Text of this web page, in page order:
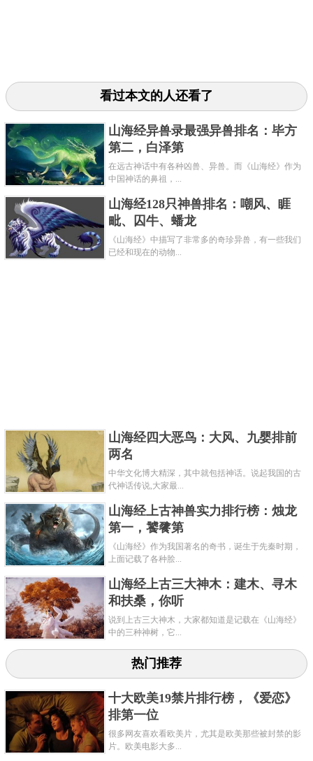
从方位上讲，朱雀是南方的象征，据传其浴火而生，
有着十分强大的战斗力。许多民间传说将朱雀简单视
为是凤凰的一种，实际上与凤凰相比，朱雀的体型较
小一些。
关键字：山海经 神鸟
看过本文的人还看了
山海经异兽录最强异兽排名：毕方
第二，白泽第
在远古神话中有各种凶兽、异兽。而《山海经》作为
中国神话的鼻祖，...
山海经128只神兽排名：嘲风、睚
毗、囚牛、蟠龙
《山海经》中描写了非常多的奇珍异兽，有一些我们
已经和现在的动物...
山海经四大恶鸟：大风、九婴排前
两名
中华文化博大精深，其中就包括神话。说起我国的古
代神话传说,大家最...
山海经上古神兽实力排行榜：烛龙
第一，饕餮第
《山海经》作为我国著名的奇书，诞生于先秦时期，
上面记载了各种脍...
山海经上古三大神木：建木、寻木
和扶桑，你听
说到上古三大神木，大家都知道是记载在《山海经》
中的三种神树，它...
热门推荐
十大欧美19禁片排行榜，《爱恋》
排第一位
很多网友喜欢看欧美片，尤其是欧美那些被封禁的影
片。欧美电影大多...